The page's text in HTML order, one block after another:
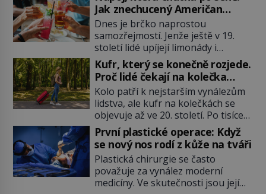
Manhattan je tu! A pokud to má být
skutečně on, dejte si pozor, ať
místo klasické americké rye
whiskey či klidně bourbonu
nepoužijete skotskou whisku. Co
se stane? Inu, koktejl bude stále
skvělý, ale už to nebude
Manhattan ale […]
Jak znechucený Američan
vymyslel brčko
Dnes je brčko naprostou
samozřejmostí. Jenže ještě v 19.
století lidé upíjejí limonády i
koktejly dutými stébly žita nebo
žitné slámy. Fungují sice dobře,
mají ale jednu nepříjemnou
vlastnost po chvíli se rozmáčejí a
nápoji dodávají travnatou příchuť.
Právě tahle drobná nepříjemnost
přivede amerického výrobce
cigaretových náustků k nápadu,
který změní způsob pití po celém
[…]
Kufr, který se konečně rozjede.
Proč lidé čekají na kolečka
téměř pět tisíc let?
Kolo patří k nejstarším vynálezům
lidstva, ale kufr na kolečkách se
objevuje až ve 20. století. Po tisíce
let lidé vláčejí těžká zavazadla v
rukou, na zádech nebo je nakládají
na povozy. Stačí přitom jediný
nápad, připevnit ke kufru kolečka.
Jenže právě ten nikdo dlouho
nedostane. Až jednou se na letišti
První plastické operace: Když
se nový nos rodí z kůže na tváři
Plastická chirurgie se často
považuje za vynález moderní
medicíny. Ve skutečnosti jsou její